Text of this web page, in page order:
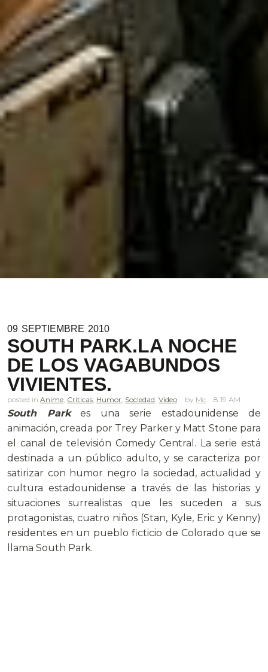
09 SEPTIEMBRE 2010
SOUTH PARK.LA NOCHE
DE LOS VAGABUNDOS
VIVIENTES.
posted in Anime, Criticas, Humor, Sociedad, Video Mc 8.19 AM
South Parkes una serie estadounidense de
animación, creada por Trey Parker y Matt Stone para
el canal de televisión Comedy Central. La serie está
destinada a un público adulto, y se caracteriza por
satirizar con humor negro la sociedad, actualidad y
cultura estadounidense a través de las historias y
situaciones surrealistas que les suceden a sus
protagonistas, cuatro niños (Stan, Kyle, Eric y Kenny)
residentes en un pueblo ficticio de Colorado que se
llama South Park.